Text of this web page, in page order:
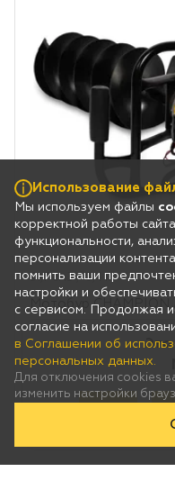
Это
51,7 см3 / 9,4 кг
Мотобур CHAMPION
Цена:
16 490 ₽ рублей
В
Использование
Мы используем файлы
корректной работы
функциональности,
персонализации
помнить ваши
настройки и
с сервисом. Продолжая
согласие на
в Соглашении об
персональных данных.
Для отключения cookies
изменить настройки